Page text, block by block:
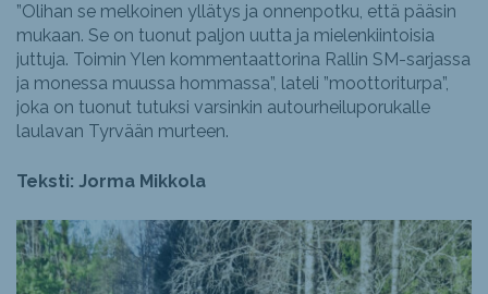
”Olihan se melkoinen yllätys ja onnenpotku, että pääsin
mukaan. Se on tuonut paljon uutta ja mielenkiintoisia
juttuja. Toimin Ylen kommentaattorina Rallin SM-sarjassa
ja monessa muussa hommassa”, lateli ”moottoriturpa”,
joka on tuonut tutuksi varsinkin autourheiluporukalle
laulavan Tyrvään murteen.
Teksti: Jorma Mikkola